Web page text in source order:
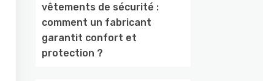
vêtements de sécurité :
comment un fabricant
garantit confort et
protection ?